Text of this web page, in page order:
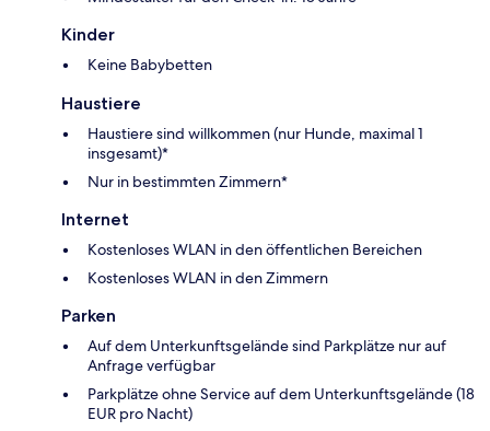
Kinder
Keine Babybetten
Haustiere
Haustiere sind willkommen (nur Hunde, maximal 1
insgesamt)*
Nur in bestimmten Zimmern*
Internet
Kostenloses WLAN in den öffentlichen Bereichen
Kostenloses WLAN in den Zimmern
Parken
Auf dem Unterkunftsgelände sind Parkplätze nur auf
Anfrage verfügbar
Parkplätze ohne Service auf dem Unterkunftsgelände (18
EUR pro Nacht)